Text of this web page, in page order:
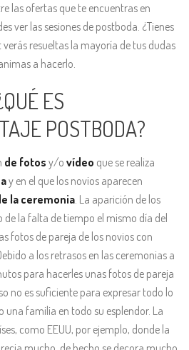
las ofertas que te encuentras en
ver las sesiones de postboda. ¿Tienes
verás resueltas la mayoría de tus dudas
a hacerlo.
ES
POSTBODA?
de fotos y/o vídeo que se realiza
y en el que los novios aparecen
la ceremonia. La aparición de los
de la falta de tiempo el mismo día del
fotos de pareja de los novios con
a los retrasos en las ceremonias a
para hacerles unas fotos de pareja
no es suficiente para expresar todo lo
familia en todo su esplendor. La
como EEUU, por ejemplo, donde la